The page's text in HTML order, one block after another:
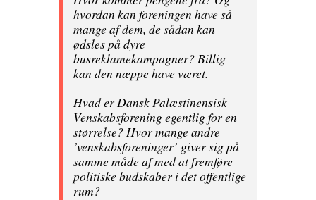
hvordan kan foreningen have så
mange af dem, de sådan kan
ødsles på dyre
busreklamekampagner? Billig
kan den næppe have været.
Hvad er Dansk Palæstinensisk
Venskabsforening egentlig for en
størrelse? Hvor mange andre
’venskabsforeninger’ giver sig på
samme måde af med at fremføre
politiske budskaber i det offentlige
rum?